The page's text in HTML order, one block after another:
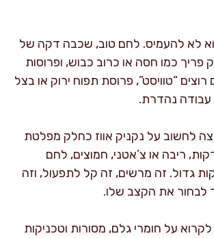
לא להעמיס. לחם טוב, שכבה דקה של
פריך כמו חסה או כרוב כבוש, ופרוסות
“טוויסט”, פרוסת תפוח ירוק או בצל
עבודה נהדרת.
לחשוב על נקניק אווז כחלק מפלטת
ריבה או צ’אטני, חמוצים, לחם
גדול. זה מרשים, זה קל לתפעול, וזה
את הקצב שלו.
על חומרי גלם, מסורות וטכניקות